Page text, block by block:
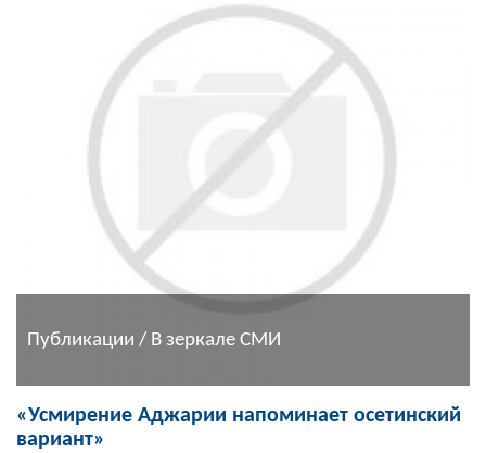
Публикации / В зеркале СМИ
«Усмирение Аджарии напоминает осетинский
вариант»